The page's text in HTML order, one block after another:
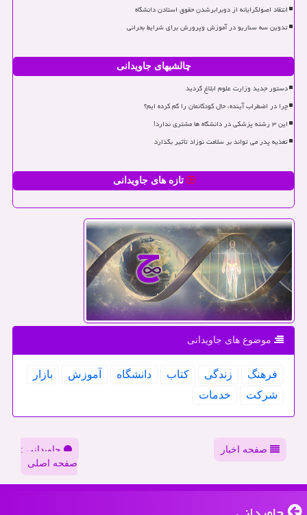
انتقاد اصولگرایانه از دوبرابرشدن حقوق استادن دانشگاه
تدوین سه سناریو در آموزش وپرورش برای شرایط بحرانی
چالشیهای جاویدانی
دستور جدید وزارت علوم ابلاغ گردید
چرا در اضطراب آینده، حال کودکانمان را گم کرده ایم؟
این ۳ رشته پزشکی در دانشگاه ها مشتری ندارد!
تغذیه پدر می تواند بر سلامت نوزاد تأثیر بگذارد
تازه های جاویدانی
موضوع های جاویدانی
فرهنگ زندگی كتاب دانشگاه آموزش
بازار
شركت
خدمات
صفحه اخبار
جاویدانی :
صفحه اصلی